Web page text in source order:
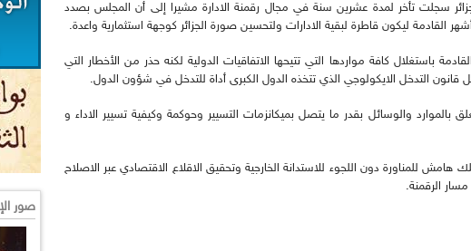
سجلت تأخر لمدة عشرين سنة في مجال رقمنة الادارة مشيرا إلى أن المجلس بصدد
القادمة ليكون قاطرة لبقية الادارات ولتحسين صورة الجزائر كوجهة استثمارية واعدة.
باستغلال كافة مواردها التي تتيحها الاتفاقيات الدولية لكنه حذر من الأخطار التي
التدخل الايكولوجي الذي تتخذه الدول الكبرى أداة للتدخل في شؤون الدول.
بالموارد والوسائل بقدر ما يتصل بميكانزمات التسيير وحوكمة وكيفية تسيير الاداء و
هامش للمناورة دون اللجوء للاستدانة الخارجية وتحقيق الاقلاع الاقتصادي عبر الاصلاح
الرقمنة.
صور